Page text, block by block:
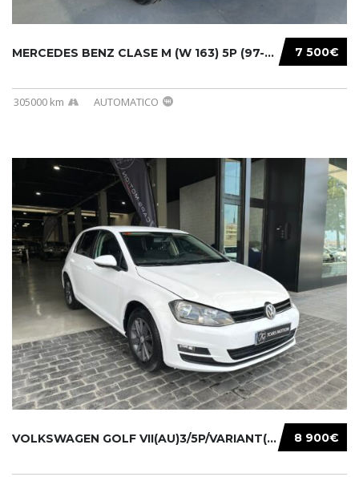
7 500€
MERCEDES BENZ CLASE M (W 163) 5P (97-05) 200...
305000 km AUTOMATICO
8 900€
VOLKSWAGEN GOLF VII(AU)3/5P/VARIANT(12-16 20...